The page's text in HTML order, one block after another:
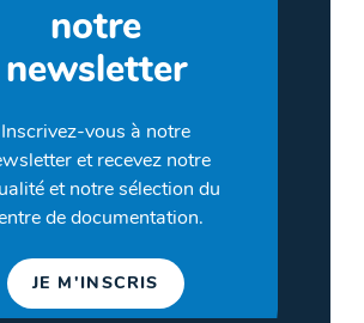
notre
newsletter
Inscrivez-vous à notre
et recevez notre
et notre sélection du
de documentation.
JE M'INSCRIS